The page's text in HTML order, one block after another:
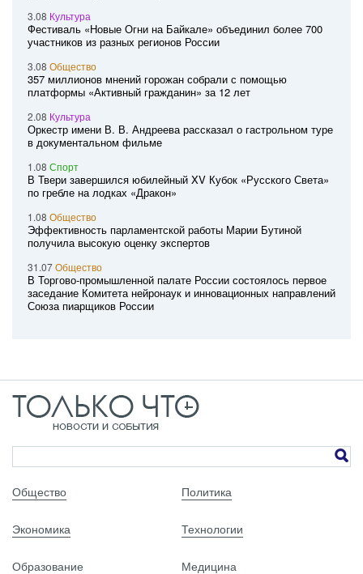
3.08 Культура
Фестиваль «Новые Огни на Байкале» объединил более 700
участников из разных регионов России
3.08 Общество
357 миллионов мнений горожан собрали с помощью
платформы «Активный гражданин» за 12 лет
2.08 Культура
Оркестр имени В. В. Андреева рассказал о гастрольном туре
в документальном фильме
1.08 Спорт
В Твери завершился юбилейный XV Кубок «Русского Света»
по гребле на лодках «Дракон»
1.08 Общество
Эффективность парламентской работы Марии Бутиной
получила высокую оценку экспертов
31.07Общество
В Торгово-промышленной палате России состоялось первое
заседание Комитета нейронаук и инновационных направлений
Союза пиарщиков России
Общество Политика
Экономика Технологии
Образование Медицина